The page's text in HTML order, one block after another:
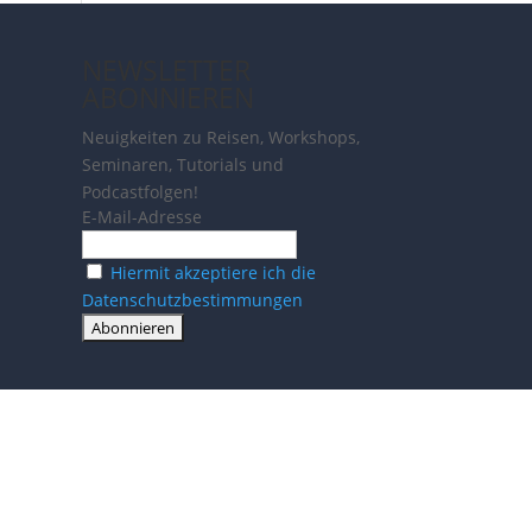
Neuigkeiten zu Reisen, Workshops,
Seminaren, Tutorials und
Podcastfolgen!
E-Mail-Adresse
Hiermit akzeptiere ich die
Datenschutzbestimmungen